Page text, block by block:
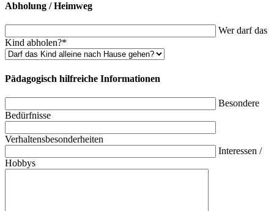
Abholung / Heimweg
Wer darf das
Kind abholen?*
Pädagogisch hilfreiche Informationen
Besondere
Bedürfnisse
Verhaltensbesonderheiten
Interessen /
Hobbys